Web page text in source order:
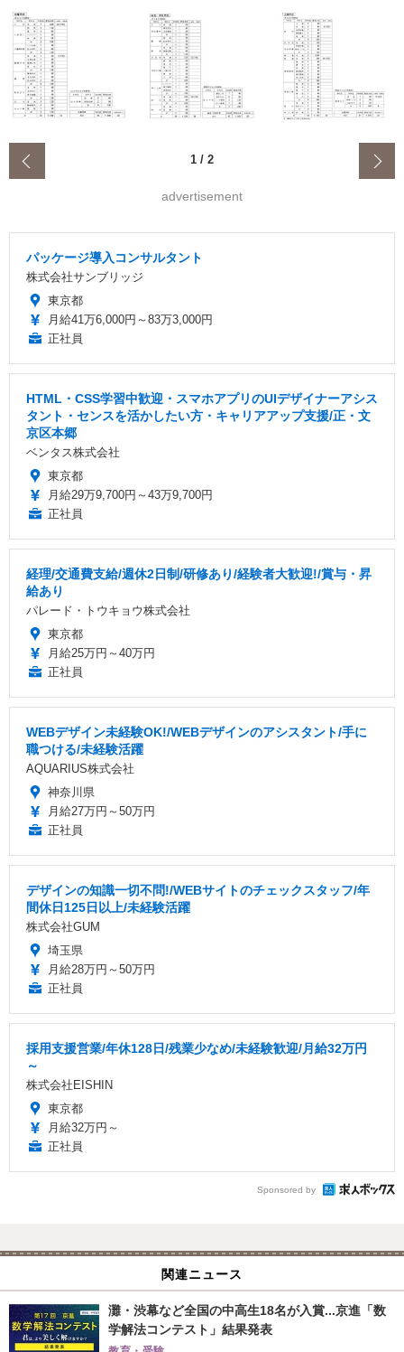
1 / 2
advertisement
パッケージ導入コンサルタント
株式会社サンブリッジ
東京都
月給41万6,000円～83万3,000円
正社員
HTML・CSS学習中歓迎・スマホアプリのUIデザイナーアシス
タント・センスを活かしたい方・キャリアアップ支援/正・文
京区本郷
ベンタス株式会社
東京都
月給29万9,700円～43万9,700円
正社員
経理/交通費支給/週休2日制/研修あり/経験者大歓迎!/賞与・昇
給あり
パレード・トウキョウ株式会社
東京都
月給25万円～40万円
正社員
WEBデザイン未経験OK!/WEBデザインのアシスタント/手に
職つける/未経験活躍
AQUARIUS株式会社
神奈川県
月給27万円～50万円
正社員
デザインの知識一切不問!/WEBサイトのチェックスタッフ/年
間休日125日以上/未経験活躍
株式会社GUM
埼玉県
月給28万円～50万円
正社員
採用支援営業/年休128日/残業少なめ/未経験歓迎/月給32万円
～
株式会社EISHIN
東京都
月給32万円～
正社員
Sponsored by
関連ニュース
灘・渋幕など全国の中高生18名が入賞...京進「数
学解法コンテスト」結果発表